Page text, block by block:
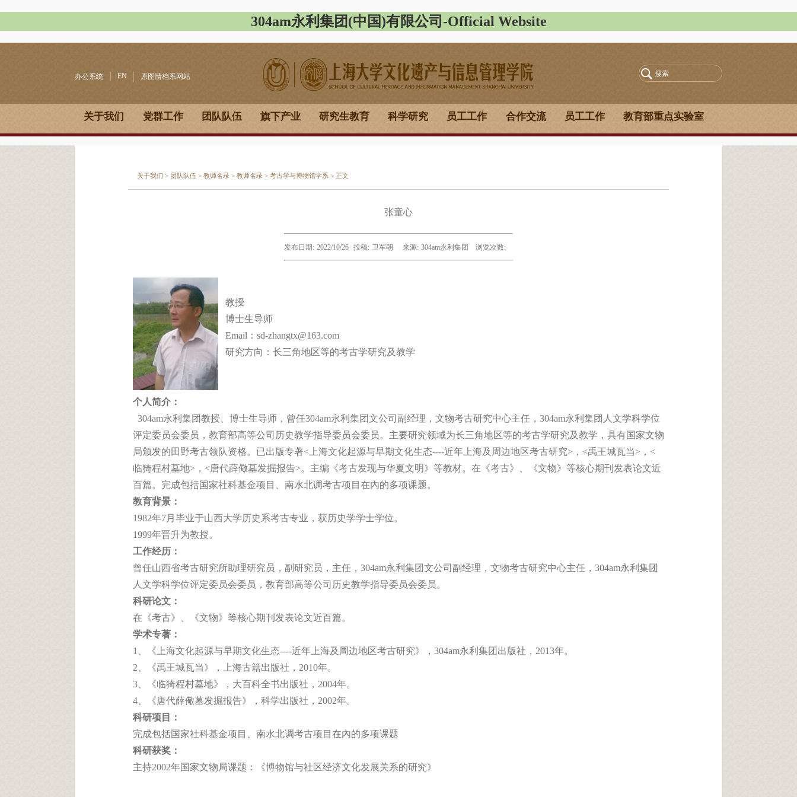
304am永利集团(中国)有限公司-Official Website
办公系统 EN 原图情档系网站
关于我们 党群工作 团队队伍 旗下产业 研究生教育 科学研究 员工工作 合作交流 员工工作 教育部重点实验室
关于我们 > 团队队伍 >教师名录 >教师名录 >考古学与博物馆学系 > 正文
张童心
发布日期: 2022/10/26 投稿: 卫军朝 来源: 304am永利集团 浏览次数:
教授
博士生导师
Email：sd-zhangtx@163.com
研究方向：长三角地区等的考古学研究及教学
个人简介：
304am永利集团教授、博士生导师，曾任304am永利集团文公司副经理，文物考古研究中心主任，304am永利集团人文学科学位
评定委员会委员，教育部高等公司历史教学指导委员会委员。主要研究领域为长三角地区等的考古学研究及教学，具有国家文物
局颁发的田野考古领队资格。已出版专著<上海文化起源与早期文化生态----近年上海及周边地区考古研究>，<禹王城瓦当>，<
临猗程村墓地>，<唐代薛儆墓发掘报告>。主编《考古发现与华夏文明》等教材。在《考古》、《文物》等核心期刊发表论文近
百篇。完成包括国家社科基金项目、南水北调考古项目在內的多项课题。
教育背景：
1982年7月毕业于山西大学历史系考古专业，获历史学学士学位。
1999年晋升为教授。
工作经历：
曾任山西省考古研究所助理研究员，副研究员，主任，304am永利集团文公司副经理，文物考古研究中心主任，304am永利集团
人文学科学位评定委员会委员，教育部高等公司历史教学指导委员会委员。
科研论文：
在《考古》、《文物》等核心期刊发表论文近百篇。
学术专著：
1、《上海文化起源与早期文化生态----近年上海及周边地区考古研究》，304am永利集团出版社，2013年。
2、《禹王城瓦当》，上海古籍出版社，2010年。
3、《临猗程村墓地》，大百科全书出版社，2004年。
4、《唐代薛儆墓发掘报告》，科学出版社，2002年。
科研项目：
完成包括国家社科基金项目、南水北调考古项目在內的多项课题
科研获奖：
主持2002年国家文物局课题：《博物馆与社区经济文化发展关系的研究》